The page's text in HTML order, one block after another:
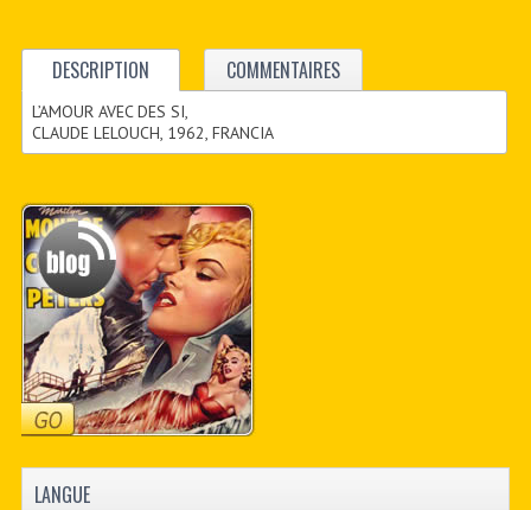
DESCRIPTION COMMENTAIRES
L’AMOUR AVEC DES SI,
CLAUDE LELOUCH, 1962, FRANCIA
LANGUE